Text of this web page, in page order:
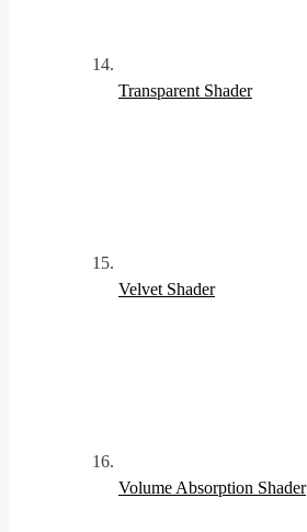
Transparent Shader
Velvet Shader
Volume Absorption Shader